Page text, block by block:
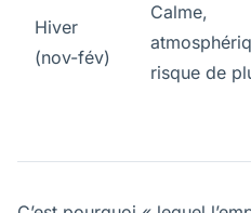
Hiver
(nov-fév)
Calme,
risque de